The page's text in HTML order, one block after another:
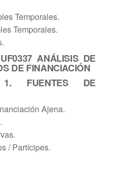
Temporales.
Temporales.
ANÁLISIS DE
DE FINANCIACIÓN
1. FUENTES DE
Ajena.
/ Partícipes.